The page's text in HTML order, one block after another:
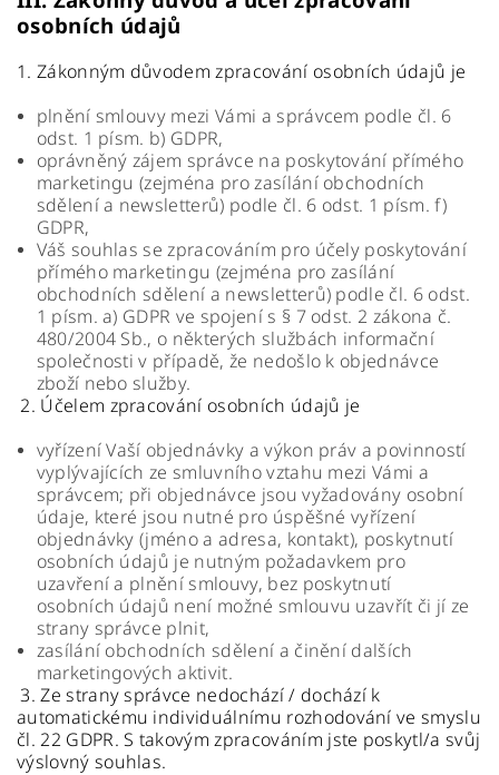
osobních údajů
1. Zákonným důvodem zpracování osobních údajů je
plnění smlouvy mezi Vámi a správcem podle čl. 6
odst. 1 písm. b) GDPR,
oprávněný zájem správce na poskytování přímého
marketingu (zejména pro zasílání obchodních
sdělení a newsletterů) podle čl. 6 odst. 1 písm. f)
GDPR,
Váš souhlas se zpracováním pro účely poskytování
přímého marketingu (zejména pro zasílání
obchodních sdělení a newsletterů) podle čl. 6 odst.
1 písm. a) GDPR ve spojení s § 7 odst. 2 zákona č.
480/2004 Sb., o některých službách informační
společnosti v případě, že nedošlo k objednávce
zboží nebo služby.
2. Účelem zpracování osobních údajů je
vyřízení Vaší objednávky a výkon práv a povinností
vyplývajících ze smluvního vztahu mezi Vámi a
správcem; při objednávce jsou vyžadovány osobní
údaje, které jsou nutné pro úspěšné vyřízení
objednávky (jméno a adresa, kontakt), poskytnutí
osobních údajů je nutným požadavkem pro
uzavření a plnění smlouvy, bez poskytnutí
osobních údajů není možné smlouvu uzavřít či jí ze
strany správce plnit,
zasílání obchodních sdělení a činění dalších
marketingových aktivit.
3. Ze strany správce nedochází / dochází k
automatickému individuálnímu rozhodování ve smyslu
čl. 22 GDPR. S takovým zpracováním jste poskytl/a svůj
výslovný souhlas.